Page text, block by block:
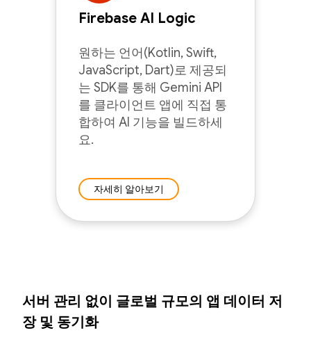
Firebase AI Logic
원하는 언어(Kotlin, Swift,
JavaScript, Dart)로 제공되
는 SDK를 통해 Gemini API
를 클라이언트 앱에 직접 통
합하여 AI 기능을 빌드하세
요.
자세히 알아보기
서버 관리 없이 글로벌 규모의 앱 데이터 저
장 및 동기화